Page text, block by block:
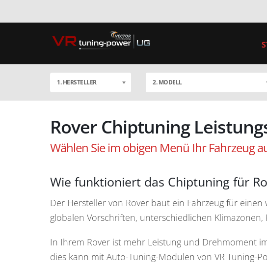
1. HERSTELLER 2. MODELL
Rover Chiptuning
Wählen Sie im obigen Menü Ihr Fahrzeug
Wie funktioniert das Chiptuning für
Der Hersteller von Rover baut ein Fahrzeug für
globalen Vorschriften, unterschiedlichen
In Ihrem Rover ist mehr Leistung und Drehmoment
dies kann mit Auto-Tuning-Modulen von VR Tuning-